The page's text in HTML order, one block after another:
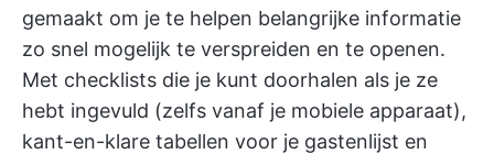
gemaakt om je te helpen belangrijke informatie
zo snel mogelijk te verspreiden en te openen.
Met checklists die je kunt doorhalen als je ze
hebt ingevuld (zelfs vanaf je mobiele apparaat),
kant-en-klare tabellen voor je gastenlijst en